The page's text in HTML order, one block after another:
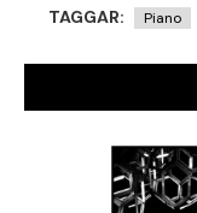
TAGGAR: Piano